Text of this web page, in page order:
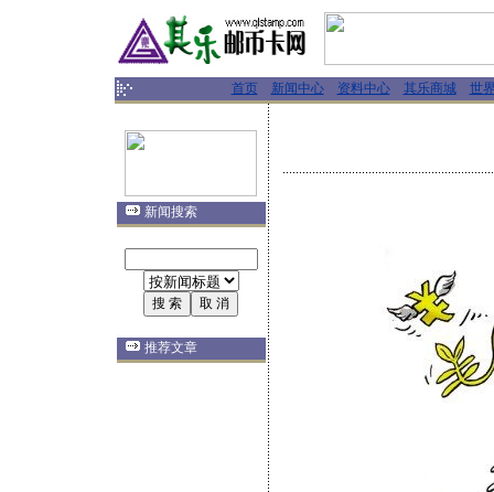
首页 新闻中心 资料中心 其乐商城 世
新闻搜索
推荐文章